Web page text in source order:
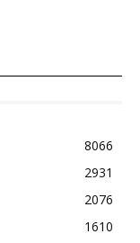
8066
2931
2076
1610